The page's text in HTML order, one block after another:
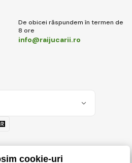
De obicei răspundem în termen de
8 ore
info@raijucarii.ro